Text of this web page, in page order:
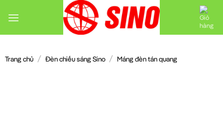
đến
Trang chủ / Đèn chiếu sáng Sino / Máng đèn tán quang